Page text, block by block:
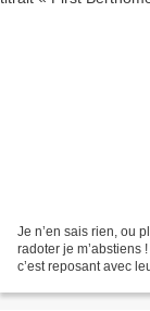
Je n’en sais rien, ou
radoter je m’abstiens
c’est reposant avec